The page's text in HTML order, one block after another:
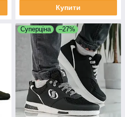
Купити
Суперціна –27%